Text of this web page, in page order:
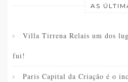
AS
Villa Tirrena Relais um dos
fui!
Paris Capital da Criação é o